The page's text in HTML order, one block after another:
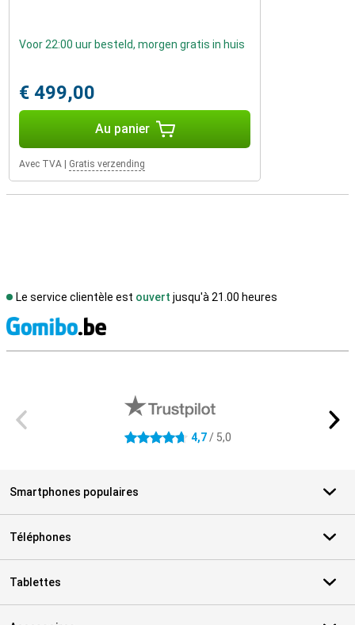
Voor 22:00 uur besteld, morgen gratis in huis
€ 499,00
Au panier
Avec TVA Gratis verzending
Le service clientèle est ouvert jusqu'à 21.00 heures
4.7 étoiles 4,7/ 5,0
Smartphones populaires
Téléphones
Tablettes